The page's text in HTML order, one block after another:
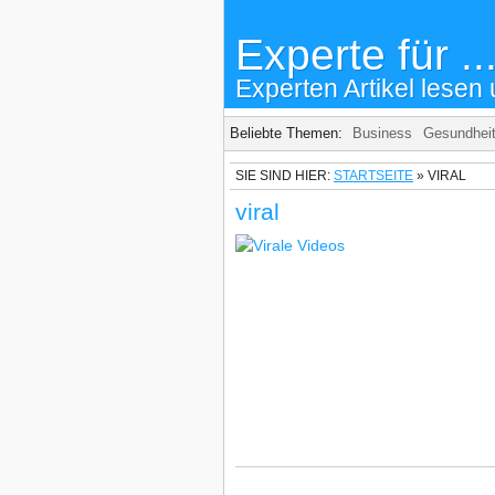
Experte für ...
Experten Artikel lesen
Beliebte Themen: Business Gesundheit
SIE SIND HIER: STARTSEITE » VIRAL
viral